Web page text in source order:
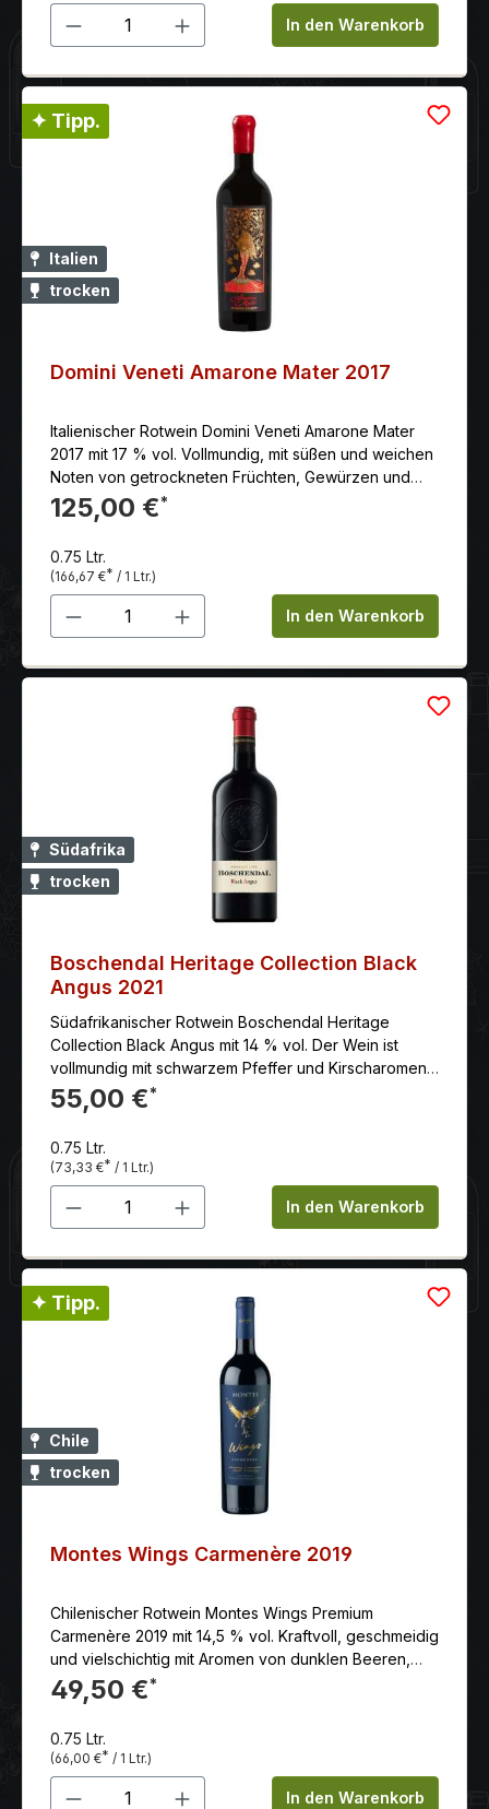
Produkt Anzahl: Gib denIn den Warenkorb
✦ Tipp.
Italien
trocken
Domini Veneti Amarone Mater 2017
Italienischer Rotwein Domini Veneti Amarone Mater
2017 mit 17 % vol. Vollmundig, mit süßen und weichen
Noten von getrockneten Früchten, Gewürzen und
Tabak.
125,00 €*
0.75 Ltr.
(166,67 €* / 1 Ltr.)
Produkt Anzahl: Gib denIn den Warenkorb
Südafrika
trocken
Boschendal Heritage Collection Black
Angus 2021
Südafrikanischer Rotwein Boschendal Heritage
Collection Black Angus mit 14 % vol. Der Wein ist
vollmundig mit schwarzem Pfeffer und Kirscharomen
in der Nase und einem reichen und komplexen
Gaumen.
55,00 €*
0.75 Ltr.
(73,33 €* / 1 Ltr.)
Produkt Anzahl: Gib denIn den Warenkorb
✦ Tipp.
Chile
trocken
Montes Wings Carmenère 2019
Chilenischer Rotwein Montes Wings Premium
Carmenère 2019 mit 14,5 % vol. Kraftvoll, geschmeidig
und vielschichtig mit Aromen von dunklen Beeren,
schwarzem Pfeffer und den süßen Röstnoten der
Fassreife. Wunderschön ausbalanciert mit endlos
49,50 €*
0.75 Ltr.
(66,00 €* / 1 Ltr.)
Produkt Anzahl: Gib denIn den Warenkorb